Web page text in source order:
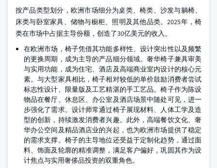
按产品类型划分，欧洲市场细分为桌类、椅类、沙发与躺椅、
床类与卧室家具、储物与橱柜、照明及其他品类。2025年，椅
类在市场中占据主导份额，创造了30亿美元的收入。
在欧洲市场，椅子凭借其功能多样性、设计突出性以及频繁
的更换周期，成为主导的产品细分领域。奢华椅子兼具审美
与实用功能，成为住宅、酒店及高端商业室内设计的核心元
素。与大型家具相比，椅子相对较低的单价鼓励消费者尝试
标志性设计、限量版及工艺精湛的手工艺品。椅子作为陈设
物品在餐厅、休息区、办公室及酒店场景中随处可见，进一
步强化了需求。设计师常通过椅子展现材料、人体工学及造
型的创新，持续激发消费者兴趣。此外，高端餐饮文化、奢
华办公空间及精品酒店业的兴起，也为欧洲市场提供了稳定
的需求支撑。椅子的主导地位还受益于定制化趋势，通过面
料、饰面及轮廓的精准调整，满足客户偏好，巩固其作为设
计焦点与实用奢侈品投资的双重角色。